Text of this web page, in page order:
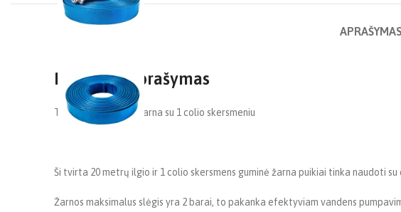
APRAŠYMAS
Produkto aprašymas
Tvirta 20 m guminė žarna su 1 colio skersmeniu
Ši tvirta 20 metrų ilgio ir 1 colio skersmens guminė žarna puikiai tinka naudoti
Žarnos maksimalus slėgis yra 2 barai, to pakanka efektyviam vandens